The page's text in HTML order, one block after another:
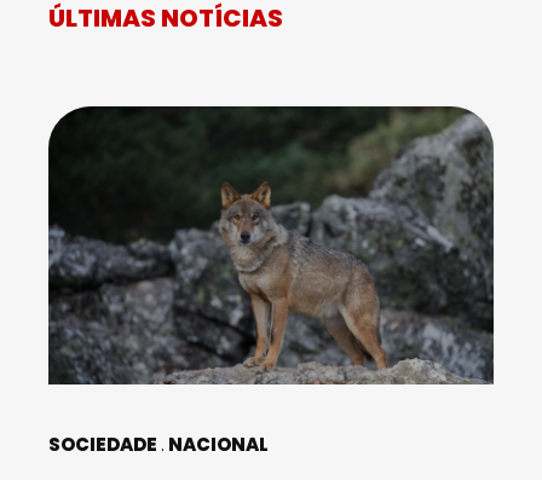
ÚLTIMAS NOTÍCIAS
SOCIEDADE NACIONAL